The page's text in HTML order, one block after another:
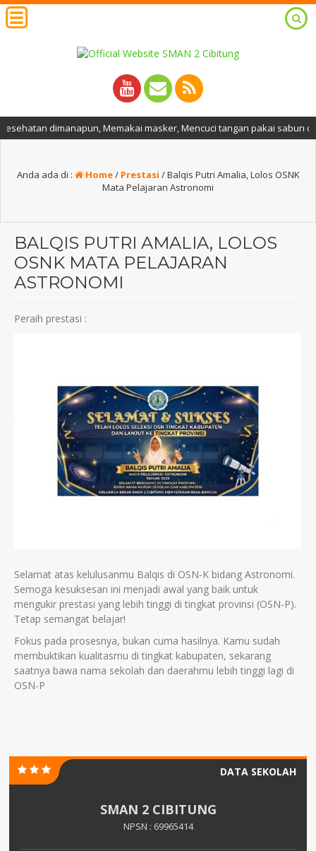
dimanapun, Memakai masker, Mencuci tangan pakai sabun
Anda ada di : Home/ Prestasi /Balqis Putri Amalia, Lolos OSNK
Mata Pelajaran Astronomi
BALQIS PUTRI AMALIA, LOLOS
OSNK MATA PELAJARAN
ASTRONOMI
Peraih prestasi :
Selamat atas kelulusanmu Balqis di OSN-K bidang Astronomi.
Semoga kesuksesan ini menjadi awal yang baik untuk
mengukir prestasi yang lebih tinggi di tingkat provinsi (OSN-P).
Tetap semangat belajar!
Fokus pada prosesnya, bukan cuma hasilnya. Kamu sudah
membuktikan kualitasmu di tingkat kabupaten, sekarang
saatnya bawa nama sekolah dan daerahmu lebih tinggi lagi di
OSN-P
DATA SEKOLAH
SMAN 2 CIBITUNG
NPSN : 69965414